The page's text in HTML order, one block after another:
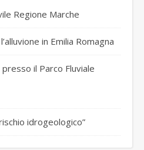
Regione Marche
in Emilia Romagna
il Parco Fluviale
idrogeologico”